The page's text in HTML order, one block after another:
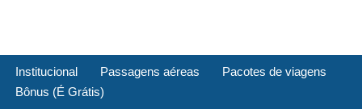
Institucional Passagens aéreas
Pacotes de viagens
Bônus (É Grátis)